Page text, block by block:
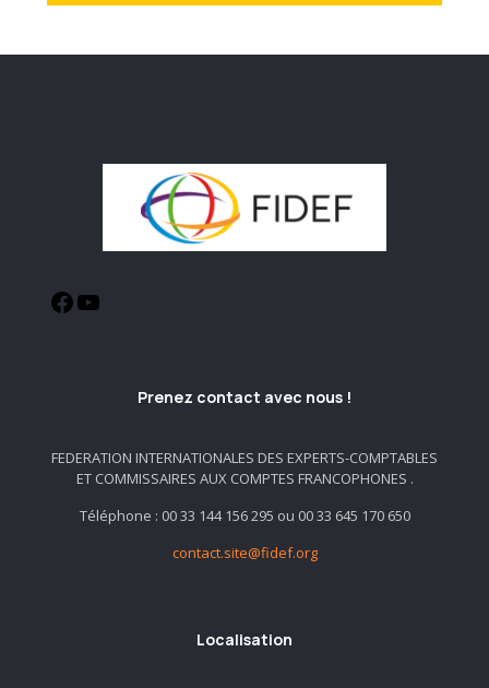
Prenez contact avec nous !
FEDERATION INTERNATIONALES DES EXPERTS-COMPTABLES
ET COMMISSAIRES AUX COMPTES FRANCOPHONES .
Téléphone : 00 33 144 156 295 ou 00 33 645 170 650
contact.site@fidef.org
Localisation